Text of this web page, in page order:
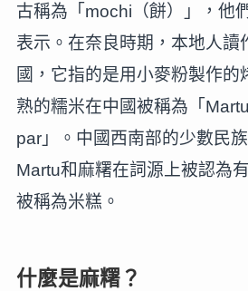
古稱為「mochi（餅）」，他
表示。在奈良時期，本地人讀
國，它指的是用小麥粉製作的
熟的糯米在中國被稱為「
par」。中國西南部的少數民
Martu和麻糬在詞源上被認為
被稱為米糕。
什麼是麻糬？